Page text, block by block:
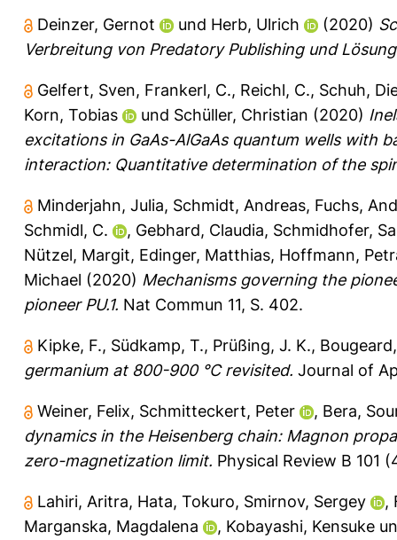
Deinzer, Gernot und Herb, Ulrich (2020)
Verbreitung von Predatory Publishing und
Gelfert, Sven, Frankerl, C., Reichl, C., Schuh,
Korn, Tobias
und Schüller, Christian (2020)
excitations in GaAs-AlGaAs quantum wells with
interaction: Quantitative determination of the
Minderjahn, Julia, Schmidt, Andreas, Fuchs,
Schmidl, C.
, Gebhard, Claudia, Schmidhofer,
Nützel, Margit, Edinger, Matthias, Hoffmann,
Michael (2020) Mechanisms governing the
pioneer PU.1. Nat Commun 11, S. 402.
Kipke, F., Südkamp, T., Prüßing, J. K.,
germanium at 800-900 °C revisited. Journal of
Weiner, Felix, Schmitteckert, Peter , Bera,
dynamics in the Heisenberg chain: Magnon
zero-magnetization limit. Physical Review B 101
Lahiri, Aritra, Hata, Tokuro, Smirnov, Sergey ,
Marganska, Magdalena
, Kobayashi, Kensuke